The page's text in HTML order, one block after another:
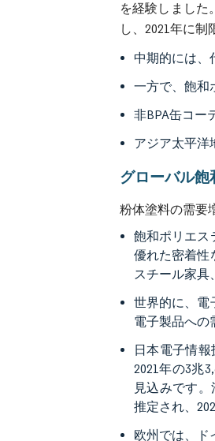
を経験しました
し、2021年に
中期的には、
一方で、飽和
非BPA缶コー
アジア太平洋
グローバル飽
粉体塗料の需要
飽和ポリエス
優れた密着性
スチール家具
世界的に、電
電子製品への
日本電子情報
2021年の3兆
見込みです
推定され、
欧州では、ド